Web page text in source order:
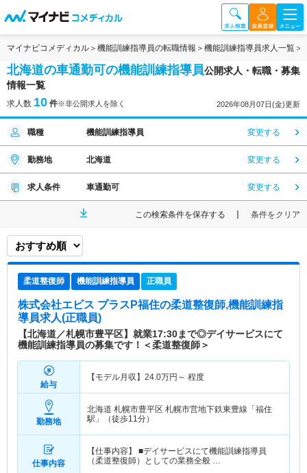
マイナビコメディカル 機能訓練指導員の転職情報 機能訓練指導員求人一覧
北海道の車通勤可の機能訓練指導員公開求人・転職・募集
情報一覧
求人数 10 件※非公開求人を除く 2026年08月07日(金)更新
職種 機能訓練指導員 変更する
勤務地 北海道 変更する
求人条件 車通勤可 変更する
この検索条件を保存する 条件をクリア
柔道整復師 機能訓練指導員 正職員
株式会社エビス プラスP福住の柔道整復師,機能訓練指
導員求人(正職員)
【北海道／札幌市豊平区】就業17:30まで◎デイサービスにて
機能訓練指導員の募集です！＜柔道整復師＞
給与
【モデル月収】 24.0万円～ 程度
勤務地
北海道 札幌市豊平区 札幌市営地下鉄東豊線「福住
駅」（徒歩11分）
仕事内容
【仕事内容】 ■デイサービスにて機能訓練指導員
（柔道整復師）としての業務全般 …